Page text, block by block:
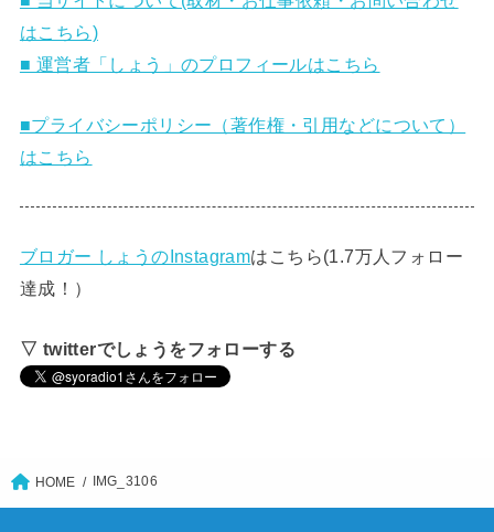
はこちら)
■ 運営者「しょう」のプロフィールはこちら
■プライバシーポリシー（著作権・引用などについて）
はこちら
ブロガー しょうのInstagramはこちら(1.7万人フォロー
達成！）
▽ twitterでしょうをフォローする
HOME IMG_3106